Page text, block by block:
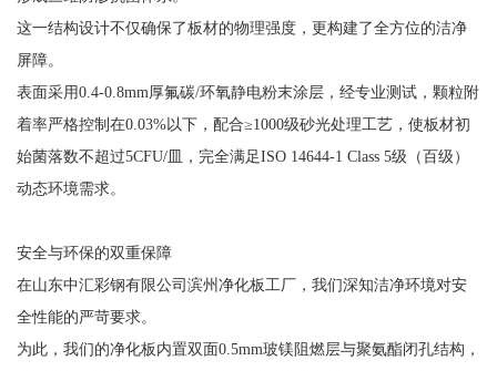
这一结构设计不仅确保了板材的物理强度，更构建了全方位的洁净
屏障。
表面采用0.4-0.8mm厚氟碳/环氧静电粉末涂层，经专业测试，颗粒附
着率严格控制在0.03%以下，配合≥1000级砂光处理工艺，使板材初
始菌落数不超过5CFU/皿，完全满足ISO 14644-1 Class 5级（百级）
动态环境需求。
安全与环保的双重保障
在山东中汇彩钢有限公司滨州净化板工厂，我们深知洁净环境对安
全性能的严苛要求。
为此，我们的净化板内置双面0.5mm玻镁阻燃层与聚氨酯闭孔结构，